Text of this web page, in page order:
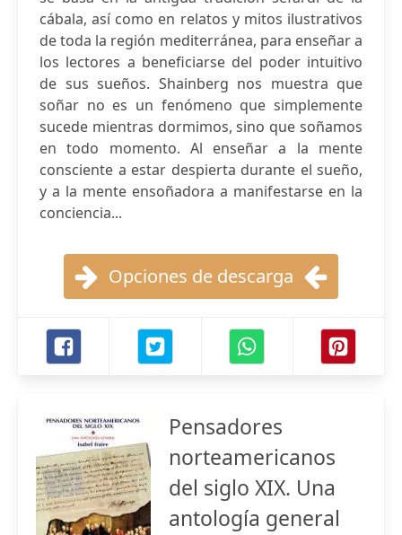
cábala, así como en relatos y mitos ilustrativos
de toda la región mediterránea, para enseñar a
los lectores a beneficiarse del poder intuitivo
de sus sueños. Shainberg nos muestra que
soñar no es un fenómeno que simplemente
sucede mientras dormimos, sino que soñamos
en todo momento. Al enseñar a la mente
consciente a estar despierta durante el sueño,
y a la mente ensoñadora a manifestarse en la
conciencia...
Opciones de descarga
Pensadores
norteamericanos
del siglo XIX. Una
antología general